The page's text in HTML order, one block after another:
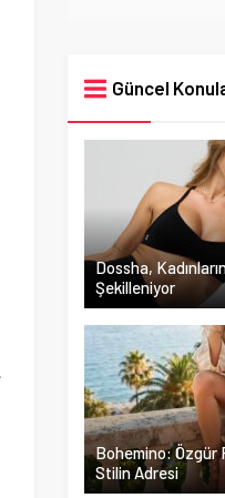
Güncel
Dossha,
Şekilleniyor
Bohemino: Özgür
Stilin Adresi